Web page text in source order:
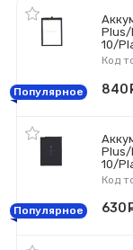
Plus/
10/
Код
Популярное 840
Plus/
10/
Код
Популярное 630